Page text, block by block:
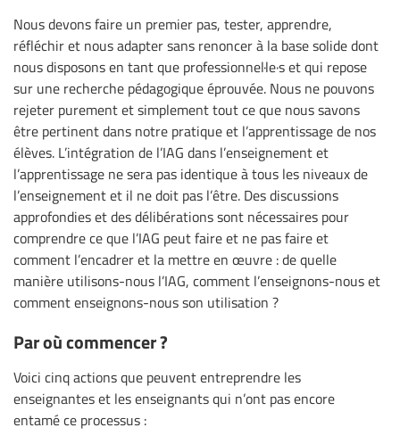
Nous devons faire un premier pas, tester, apprendre,
réfléchir et nous adapter sans renoncer à la base solide dont
nous disposons en tant que professionnel·le·s et qui repose
sur une recherche pédagogique éprouvée. Nous ne pouvons
rejeter purement et simplement tout ce que nous savons
être pertinent dans notre pratique et l’apprentissage de nos
élèves. L’intégration de l’IAG dans l’enseignement et
l’apprentissage ne sera pas identique à tous les niveaux de
l’enseignement et il ne doit pas l’être. Des discussions
approfondies et des délibérations sont nécessaires pour
comprendre ce que l’IAG peut faire et ne pas faire et
comment l’encadrer et la mettre en œuvre : de quelle
manière utilisons-nous l’IAG, comment l’enseignons-nous et
comment enseignons-nous son utilisation ?
Par où commencer ?
Voici cinq actions que peuvent entreprendre les
enseignantes et les enseignants qui n’ont pas encore
entamé ce processus :